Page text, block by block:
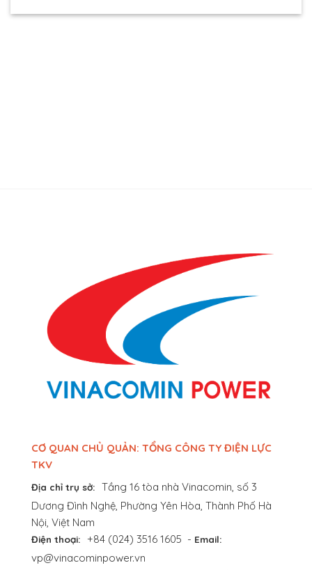
CƠ QUAN CHỦ QUẢN: TỔNG CÔNG TY ĐIỆN LỰC
TKV
Địa chỉ trụ sở: Tầng 16 tòa nhà Vinacomin, số 3
Dương Đình Nghệ, Phường Yên Hòa, Thành Phố Hà
Nội, Việt Nam
Điện thoại: +84 (024) 3516 1605 - Email:
vp@vinacominpower.vn